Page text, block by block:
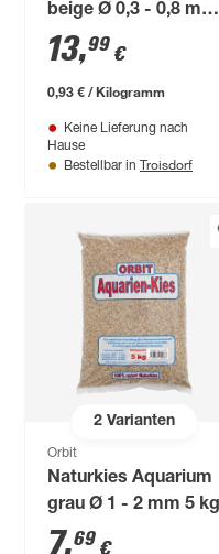
beige Ø 0,3 - 0,8 mm
15 kg
13,99 €
0,93 € / Kilogramm
Keine Lieferung nach
Hause
Bestellbar in Troisdorf
2Varianten
Orbit
Naturkies Aquarium
grau Ø 1 - 2 mm 5 kg
7,69 €